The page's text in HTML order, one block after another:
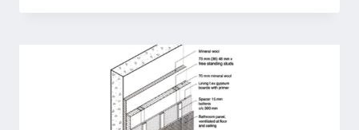
KÄYTTÖTURVALLISUUSTIEDOTE